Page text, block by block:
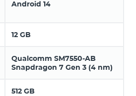
Android 14
12 GB
Qualcomm SM7550-AB
Snapdragon 7 Gen 3 (4 nm)
512 GB